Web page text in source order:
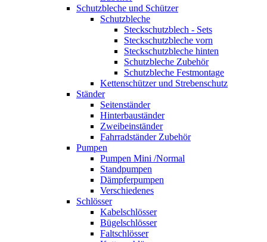
Schutzbleche und Schützer
Schutzbleche
Steckschutzblech - Sets
Steckschutzbleche vorn
Steckschutzbleche hinten
Schutzbleche Zubehör
Schutzbleche Festmontage
Kettenschützer und Strebenschutz
Ständer
Seitenständer
Hinterbauständer
Zweibeinständer
Fahrradständer Zubehör
Pumpen
Pumpen Mini /Normal
Standpumpen
Dämpferpumpen
Verschiedenes
Schlösser
Kabelschlösser
Bügelschlösser
Faltschlösser